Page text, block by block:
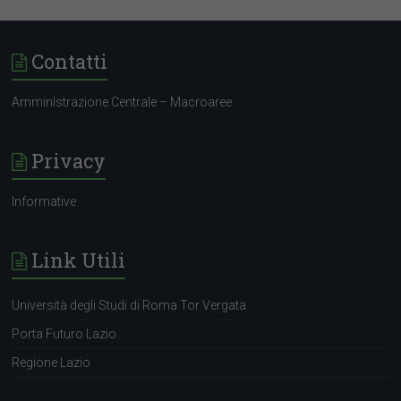
Contatti
AmminIstrazione Centrale – Macroaree
Privacy
Informative
Link Utili
Università degli Studi di Roma Tor Vergata
Porta Futuro Lazio
Regione Lazio